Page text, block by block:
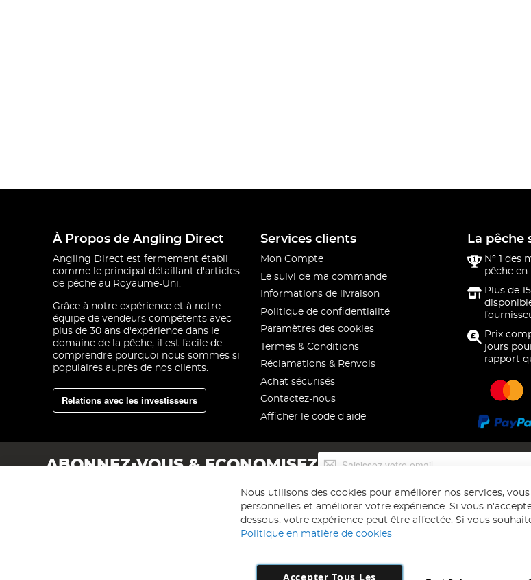
À Propos de Angling Direct
Angling Direct est fermement établi
comme le principal détaillant d'articles
de pêche au Royaume-Uni.
Grâce à notre expérience et à notre
équipe de vendeurs compétents avec
plus de 30 ans d'expérience dans le
domaine de la pêche, il est facile de
comprendre pourquoi nous sommes si
populaires auprès de nos clients.
Relations avec les investisseurs
Services clients
Mon Compte
Le suivi de ma commande
Informations de livraison
Politique de confidentialité
Paramètres des cookies
Termes & Conditions
Réclamations & Renvois
Achat sécurisés
Contactez-nous
Afficher le code d'aide
La pêche
N° 1 des
pêche en
Plus de
Prix
jours
rapport
ABONNEZ-VOUS & ECONOMISEZ
lettre
d’information
:
Nous utilisons des cookies pour améliorer nos services,
personnelles et améliorer votre expérience. Si vous
dessous, votre expérience peut être affectée. Si vous
Politique en matière de cookies
Accepter Tous Les